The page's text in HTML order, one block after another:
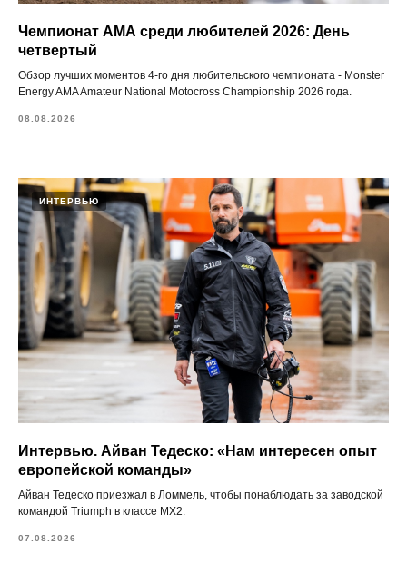
Чемпионат АМА среди любителей 2026: День
четвертый
Обзор лучших моментов 4-го дня любительского чемпионата - Monster
Energy AMA Amateur National Motocross Championship 2026 года.
08.08.2026
ИНТЕРВЬЮ
Интервью. Айван Тедеско: «Нам интересен опыт
европейской команды»
Айван Тедеско приезжал в Ломмель, чтобы понаблюдать за заводской
командой Triumph в классе MX2.
07.08.2026